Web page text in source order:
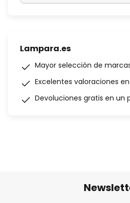
Lampara.es
Mayor selección de
Excelentes valoraciones
Devoluciones gratis en un